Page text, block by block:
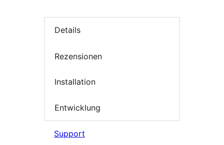
Details
Rezensionen
Installation
Entwicklung
Support